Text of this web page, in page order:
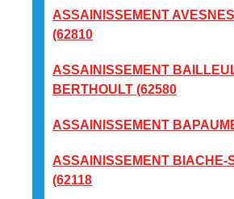
ASSAINISSEMENT
(62810
ASSAINISSEMENT
BERTHOULT (62580
ASSAINISSEMENT
ASSAINISSEMENT BIACHE-
(62118